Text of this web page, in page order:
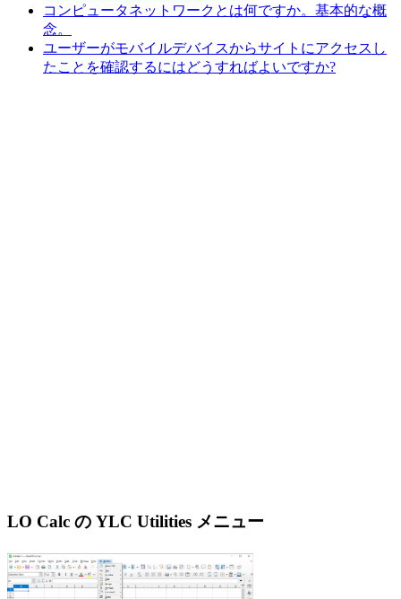
コンピュータネットワークとは何ですか。基本的な概
念。
ユーザーがモバイルデバイスからサイトにアクセスし
たことを確認するにはどうすればよいですか?
LO Calc の YLC Utilities メニュー